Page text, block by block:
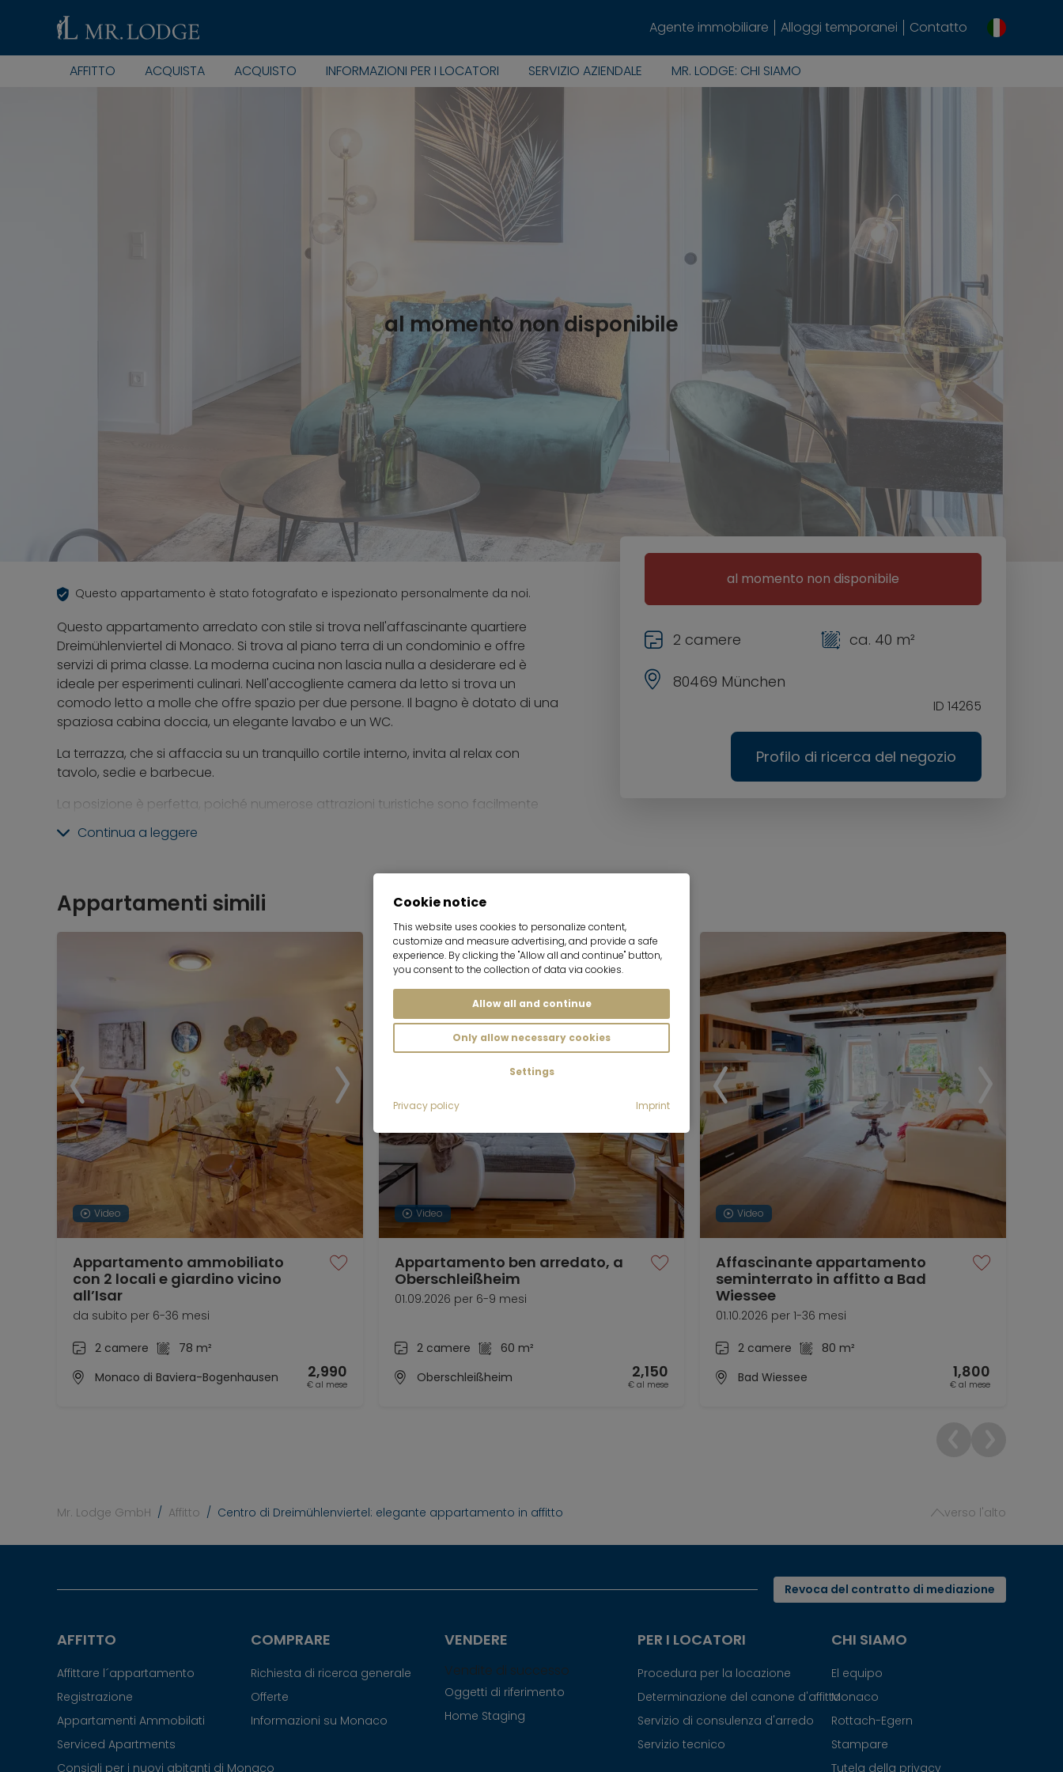
Agente immobiliare Alloggi temporanei Contatto
AFFITTO ACQUISTA ACQUISTO INFORMAZIONI PER I LOCATORI SERVIZIO AZIENDALE MR. LODGE: CHI SIAMO
al momento non disponibile
al momento non disponibile
80469 München
ID 14265
2 camere ca. 40 m²
Profilo di ricerca del negozio
Questo appartamento è stato fotografato e ispezionato personalmente da noi.
Questo appartamento arredato con stile si trova nell'affascinante quartiere
Dreimühlenviertel di Monaco. Si trova al piano terra di un condominio e offre
servizi di prima classe. La moderna cucina non lascia nulla a desiderare ed è
ideale per esperimenti culinari. Nell'accogliente camera da letto si trova un
comodo letto a molle che offre spazio per due persone. Il bagno è dotato di una
spaziosa cabina doccia, un elegante lavabo e un WC.
La terrazza, che si affaccia su un tranquillo cortile interno, invita al relax con
tavolo, sedie e barbecue.
La posizione è perfetta, poiché numerose attrazioni turistiche sono facilmente
raggiungibili a piedi. Il fiume Isar, a pochi minuti di distanza, è un luogo di ritrovo
molto frequentato nelle giornate più calde. Nelle vicinanze si trovano anche
Continua a leggere
Appartamenti simili
Video
Appartamento ammobiliato
con 2 locali e giardino vicino
all’Isar
da subito per 6-36 mesi
2 camere
78 m²
Monaco di Baviera-Bogenhausen
2,990
€ al mese
Video
Appartamento ben arredato, a
Oberschleißheim
01.09.2026 per 6-9 mesi
2 camere
60 m²
Oberschleißheim
2,150
€ al mese
Video
Affascinante appartamento
seminterrato in affitto a Bad
Wiessee
01.10.2026 per 1-36 mesi
2 camere
80 m²
Bad Wiessee
1,800
€ al mese
Mr. Lodge GmbH Affitto Centro di Dreimühlenviertel: elegante appartamento in affitto verso l'alto
Revoca del contratto di mediazione
AFFITTO
Affittare l´appartamento
Registrazione
Appartamenti Ammobilati
Serviced Apartments
Consigli per i nuovi abitanti di Monaco
COMPRARE
Richiesta di ricerca generale
Offerte
Informazioni su Monaco
VENDERE
Vendite di successo
Oggetti di riferimento
Home Staging
PER I LOCATORI
Procedura per la locazione
Determinazione del canone d'affitto
Servizio di consulenza d'arredo
Servizio tecnico
CHI SIAMO
El equipo
Monaco
Rottach-Egern
Stampare
Tutela della privacy
Cookie notice
This website uses cookies to personalize content,
customize and measure advertising, and provide a safe
experience. By clicking the "Allow all and continue" button,
you consent to the collection of data via cookies.
Allow all and continue
Only allow necessary cookies
Settings
Privacy policy Imprint